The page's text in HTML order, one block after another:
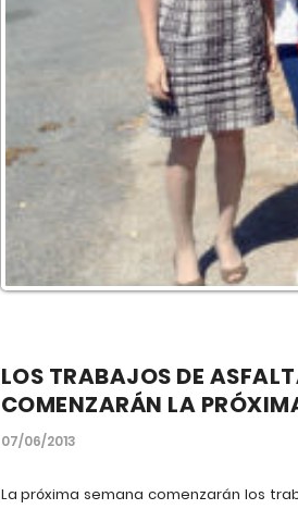
LOS TRABAJOS DE
COMENZARÁN LA
07/06/2013
La próxima semana comenzarán los